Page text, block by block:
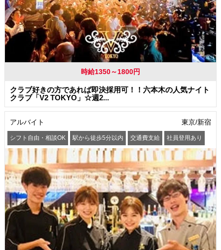
時給1350～1800円
クラブ好きの方であれば即決採用可！！六本木の人気ナイト
クラブ「V2 TOKYO」☆週2...
アルバイト 東京/新宿
シフト自由・相談OK 駅から徒歩5分以内 交通費支給 社員登用あり